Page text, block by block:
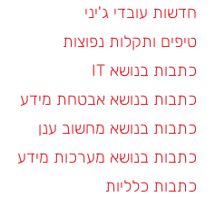
חדשות עובדי ג'יני
טיפים ותקלות נפוצות
כתבות בנושא IT
כתבות בנושא אבטחת מידע
כתבות בנושא מחשוב ענן
כתבות בנושא מערכות מידע
כתבות כלליות